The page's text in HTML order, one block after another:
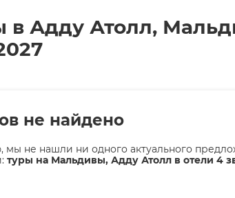
Адду Атолл,
не найдено
мы не нашли ни одного актуального
туры на Мальдивы, Адду Атолл в отели 4